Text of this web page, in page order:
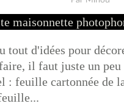
tout d'idées pour
il faut juste un peu
feuille cartonnée de